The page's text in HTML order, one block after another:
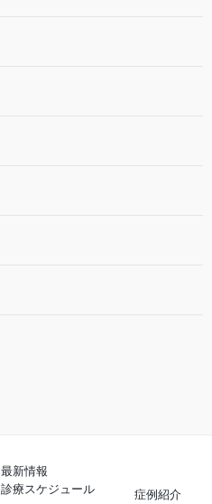
最新情報
診療スケジュール
症例紹介